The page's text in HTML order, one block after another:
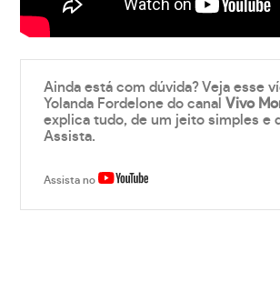
Ainda está com dúvida? Veja esse
Yolanda Fordelone do canalVivo
explica tudo, de um jeito simples e
Assista.
Assista no